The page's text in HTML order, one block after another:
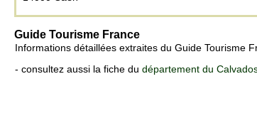
Guide Tourisme France
Informations détaillées extraites du Guide Tourisme
- consultez aussi la fiche du département du